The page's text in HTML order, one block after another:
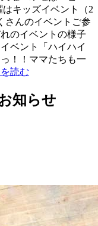
キッズイベント（2
さんのイベントご参
のイベントの様子
ベント「ハイハイ
！！ママたちも一
読む
知らせ